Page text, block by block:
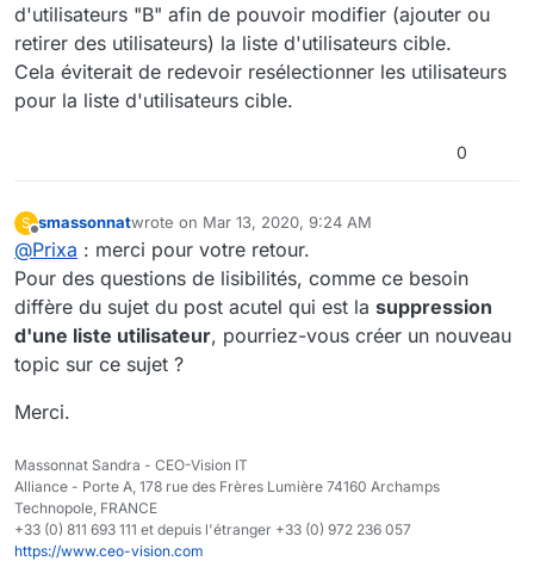
d'utilisateurs "B" afin de pouvoir modifier (ajouter ou
retirer des utilisateurs) la liste d'utilisateurs cible.
Cela éviterait de redevoir resélectionner les utilisateurs
pour la liste d'utilisateurs cible.
0
S
Offline
smassonnatwrote on Mar 13, 2020, 9:24 AM
last edited by
@Prixa : merci pour votre retour.
Pour des questions de lisibilités, comme ce besoin
diffère du sujet du post acutel qui est la suppression
d'une liste utilisateur, pourriez-vous créer un nouveau
topic sur ce sujet ?
Merci.
Massonnat Sandra - CEO-Vision IT
Alliance - Porte A, 178 rue des Frères Lumière 74160 Archamps
Technopole, FRANCE
+33 (0) 811 693 111 et depuis l'étranger +33 (0) 972 236 057
https://www.ceo-vision.com